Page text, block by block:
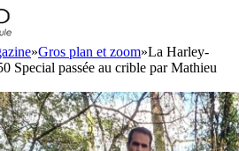
»Gros plan et zoom»La Harley-
Special passée au crible par Mathieu